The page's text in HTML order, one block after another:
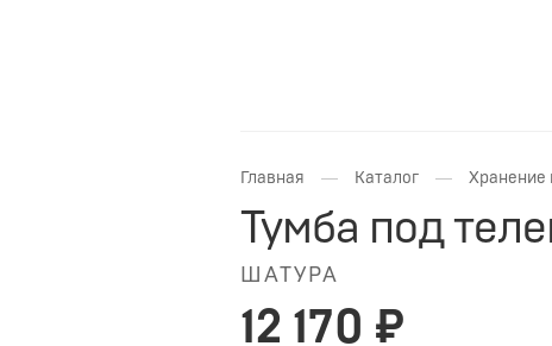
Главная — Каталог — Хранение
Тумба под
ШАТУРА
12 170 ₽